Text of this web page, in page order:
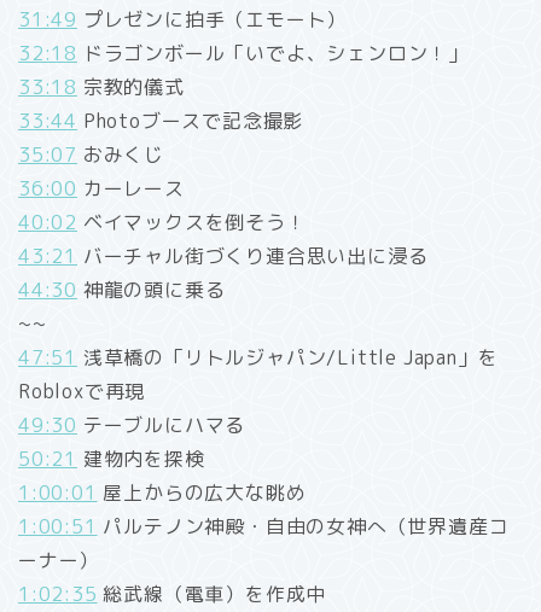
31:49 プレゼンに拍手（エモート）
32:18 ドラゴンボール「いでよ、シェンロン！」
33:18 宗教的儀式
33:44 Photoブースで記念撮影
35:07 おみくじ
36:00 カーレース
40:02 ベイマックスを倒そう！
43:21 バーチャル街づくり連合思い出に浸る
44:30 神龍の頭に乗る
~~
47:51 浅草橋の「リトルジャパン/Little Japan」を
Robloxで再現
49:30 テーブルにハマる
50:21 建物内を探検
1:00:01 屋上からの広大な眺め
1:00:51 パルテノン神殿・自由の女神へ（世界遺産コ
ーナー）
1:02:35 総武線（電車）を作成中